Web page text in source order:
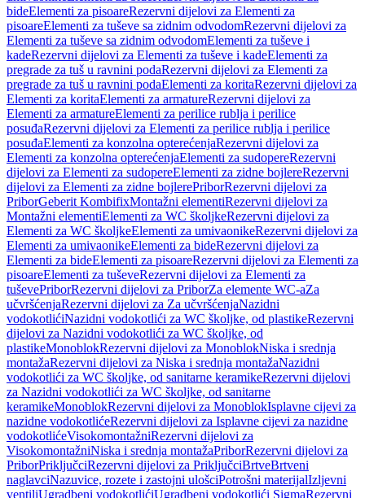
bideElementi za pisoareRezervni dijelovi za Elementi za
pisoareElementi za tuševe sa zidnim odvodomRezervni dijelovi za
Elementi za tuševe sa zidnim odvodomElementi za tuševe i
kadeRezervni dijelovi za Elementi za tuševe i kadeElementi za
pregrade za tuš u ravnini podaRezervni dijelovi za Elementi za
pregrade za tuš u ravnini podaElementi za koritaRezervni dijelovi za
Elementi za koritaElementi za armatureRezervni dijelovi za
Elementi za armatureElementi za perilice rublja i perilice
posuđaRezervni dijelovi za Elementi za perilice rublja i perilice
posuđaElementi za konzolna opterećenjaRezervni dijelovi za
Elementi za konzolna opterećenjaElementi za sudopereRezervni
dijelovi za Elementi za sudopereElementi za zidne bojlereRezervni
dijelovi za Elementi za zidne bojlerePriborRezervni dijelovi za
PriborGeberit KombifixMontažni elementiRezervni dijelovi za
Montažni elementiElementi za WC školjkeRezervni dijelovi za
Elementi za WC školjkeElementi za umivaonikeRezervni dijelovi za
Elementi za umivaonikeElementi za bideRezervni dijelovi za
Elementi za bideElementi za pisoareRezervni dijelovi za Elementi za
pisoareElementi za tuševeRezervni dijelovi za Elementi za
tuševePriborRezervni dijelovi za PriborZa elemente WC-aZa
učvršćenjaRezervni dijelovi za Za učvršćenjaNazidni
vodokotlićiNazidni vodokotlići za WC školjke, od plastikeRezervni
dijelovi za Nazidni vodokotlići za WC školjke, od
plastikeMonoblokRezervni dijelovi za MonoblokNiska i srednja
montažaRezervni dijelovi za Niska i srednja montažaNazidni
vodokotlići za WC školjke, od sanitarne keramikeRezervni dijelovi
za Nazidni vodokotlići za WC školjke, od sanitarne
keramikeMonoblokRezervni dijelovi za MonoblokIsplavne cijevi za
nazidne vodokotlićeRezervni dijelovi za Isplavne cijevi za nazidne
vodokotlićeVisokomontažniRezervni dijelovi za
VisokomontažniNiska i srednja montažaPriborRezervni dijelovi za
PriborPriključciRezervni dijelovi za PriključciBrtveBrtveni
naglavciNazuvice, rozete i zastojni ulošciPotrošni materijalIzljevni
ventiliUgradbeni vodokotlićiUgradbeni vodokotlići SigmaRezervni